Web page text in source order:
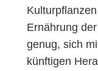
Ernährung
genug, sich
künftigen